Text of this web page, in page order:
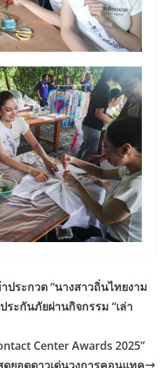
ระกวด “นางสาวถิ่นไทยงาม
ระกันภัยผ่านกิจกรรม “เล่า
Center Awards 2025”